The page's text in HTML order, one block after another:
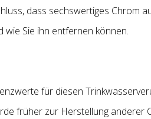
dass sechswertiges Chrom
Sie ihn entfernen können.
für diesen
früher zur Herstellung anderer